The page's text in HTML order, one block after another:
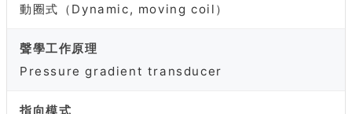
動圈式（Dynamic, moving coil）
聲學工作原理
Pressure gradient transducer
指向模式